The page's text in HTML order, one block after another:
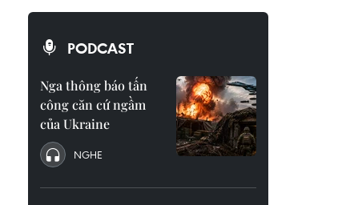
PODCAST
Nga thông báo tấn
công căn cứ ngầm
của Ukraine
NGHE